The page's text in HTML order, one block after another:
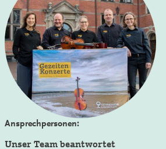
Ansprechpersonen:
Unser Team beantwortet